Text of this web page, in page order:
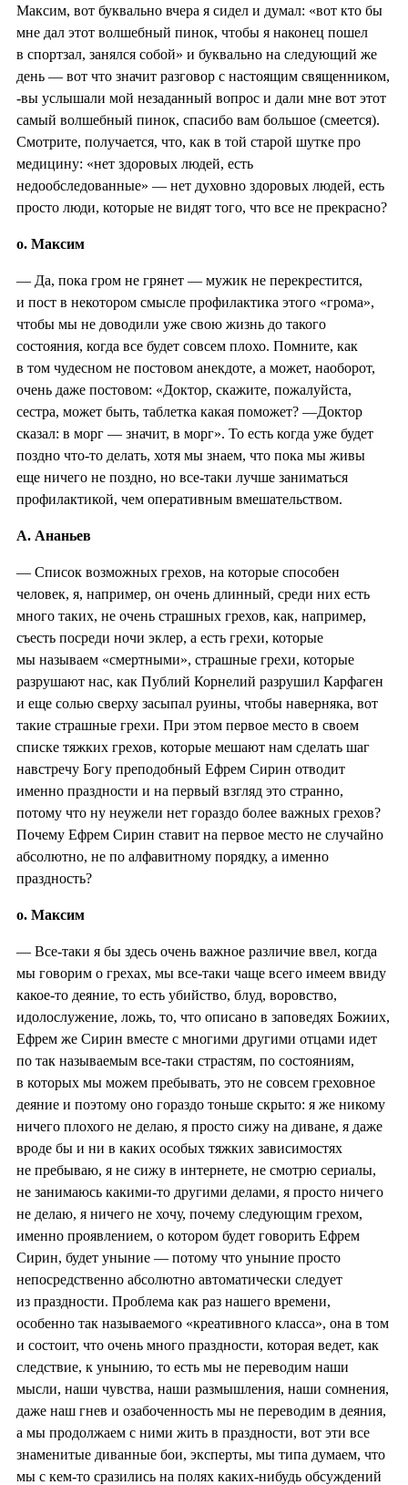
Максим, вот буквально вчера я сидел и думал: «вот кто бы
мне дал этот волшебный пинок, чтобы я наконец пошел
в спортзал, занялся собой» и буквально на следующий же
день — вот что значит разговор с настоящим священником,
-вы услышали мой незаданный вопрос и дали мне вот этот
самый волшебный пинок, спасибо вам большое (смеется).
Смотрите, получается, что, как в той старой шутке про
медицину: «нет здоровых людей, есть
недообследованные» — нет духовно здоровых людей, есть
просто люди, которые не видят того, что все не прекрасно?
о. Максим
— Да, пока гром не грянет — мужик не перекрестится,
и пост в некотором смысле профилактика этого «грома»,
чтобы мы не доводили уже свою жизнь до такого
состояния, когда все будет совсем плохо. Помните, как
в том чудесном не постовом анекдоте, а может, наоборот,
очень даже постовом: «Доктор, скажите, пожалуйста,
сестра, может быть, таблетка какая поможет? —Доктор
сказал: в морг — значит, в морг». То есть когда уже будет
поздно что-то делать, хотя мы знаем, что пока мы живы
еще ничего не поздно, но все-таки лучше заниматься
профилактикой, чем оперативным вмешательством.
А. Ананьев
— Список возможных грехов, на которые способен
человек, я, например, он очень длинный, среди них есть
много таких, не очень страшных грехов, как, например,
съесть посреди ночи эклер, а есть грехи, которые
мы называем «смертными», страшные грехи, которые
разрушают нас, как Публий Корнелий разрушил Карфаген
и еще солью сверху засыпал руины, чтобы наверняка, вот
такие страшные грехи. При этом первое место в своем
списке тяжких грехов, которые мешают нам сделать шаг
навстречу Богу преподобный Ефрем Сирин отводит
именно праздности и на первый взгляд это странно,
потому что ну неужели нет гораздо более важных грехов?
Почему Ефрем Сирин ставит на первое место не случайно
абсолютно, не по алфавитному порядку, а именно
праздность?
о. Максим
— Все-таки я бы здесь очень важное различие ввел, когда
мы говорим о грехах, мы все-таки чаще всего имеем ввиду
какое-то деяние, то есть убийство, блуд, воровство,
идолослужение, ложь, то, что описано в заповедях Божиих,
Ефрем же Сирин вместе с многими другими отцами идет
по так называемым все-таки страстям, по состояниям,
в которых мы можем пребывать, это не совсем греховное
деяние и поэтому оно гораздо тоньше скрыто: я же никому
ничего плохого не делаю, я просто сижу на диване, я даже
вроде бы и ни в каких особых тяжких зависимостях
не пребываю, я не сижу в интернете, не смотрю сериалы,
не занимаюсь какими-то другими делами, я просто ничего
не делаю, я ничего не хочу, почему следующим грехом,
именно проявлением, о котором будет говорить Ефрем
Сирин, будет уныние — потому что уныние просто
непосредственно абсолютно автоматически следует
из праздности. Проблема как раз нашего времени,
особенно так называемого «креативного класса», она в том
и состоит, что очень много праздности, которая ведет, как
следствие, к унынию, то есть мы не переводим наши
мысли, наши чувства, наши размышления, наши сомнения,
даже наш гнев и озабоченность мы не переводим в деяния,
а мы продолжаем с ними жить в праздности, вот эти все
знаменитые диванные бои, эксперты, мы типа думаем, что
мы с кем-то сразились на полях каких-нибудь обсуждений